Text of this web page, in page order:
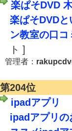
楽ぱそDVD
楽ぱそDVD
ン教室の口コ
ト ]
管理者：
第204位
ipadアプリ
ipadアプリの